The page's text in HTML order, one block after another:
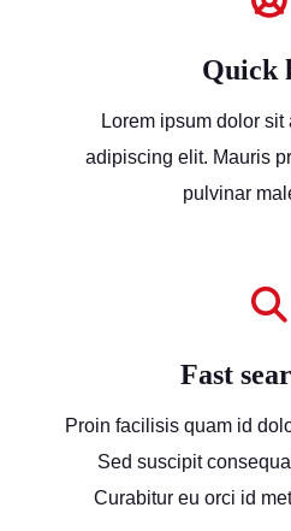
Quick
Lorem ipsum dolor sit
adipiscing elit. Mauris
pulvinar
Fast
Proin facilisis quam id
Sed suscipit
Curabitur eu orci id